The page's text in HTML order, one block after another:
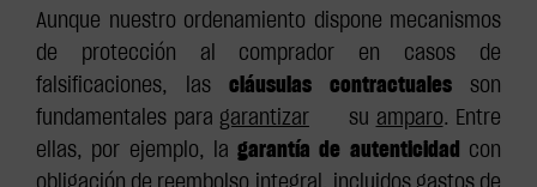
Aunque nuestro ordenamiento dispone mecanismos
de protección al comprador en casos de
falsificaciones, las cláusulas contractuales son
fundamentales para garantizar su amparo. Entre
ellas, por ejemplo, lagarantía de autenticidad
con